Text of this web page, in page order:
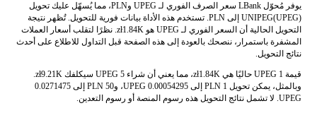
يوفر مُحوّل LBank سعر الصرف الفوري لـ UPEG وPLN، مما يُسهّل عليك تحويل
UNIPEG(UPEG) إلى PLN. تستخدم هذه الأداة بيانات فورية للتحويل. تُظهر نتيجة
التحويل الحالية أن السعر الفوري لـ UPEG هو zł1.84K. نظرًا لتقلب أسعار العملات
المشفرة باستمرار، ننصحك بالعودة إلى هذه الصفحة قبل التداول للاطلاع على أحدث
نتائج التحويل.
قيمة 1 UPEG حاليًا هي zł1.84K، مما يعني أن شراء 5 UPEG سيكلفك zł9.21K.
وبالمثل، يمكن تحويل 1 PLN إلى 0.00054295 UPEG، و50 PLN إلى 0.0271475
UPEG. لا تشمل نتائج التحويل هذه رسوم المنصة أو رسوم التعدين.